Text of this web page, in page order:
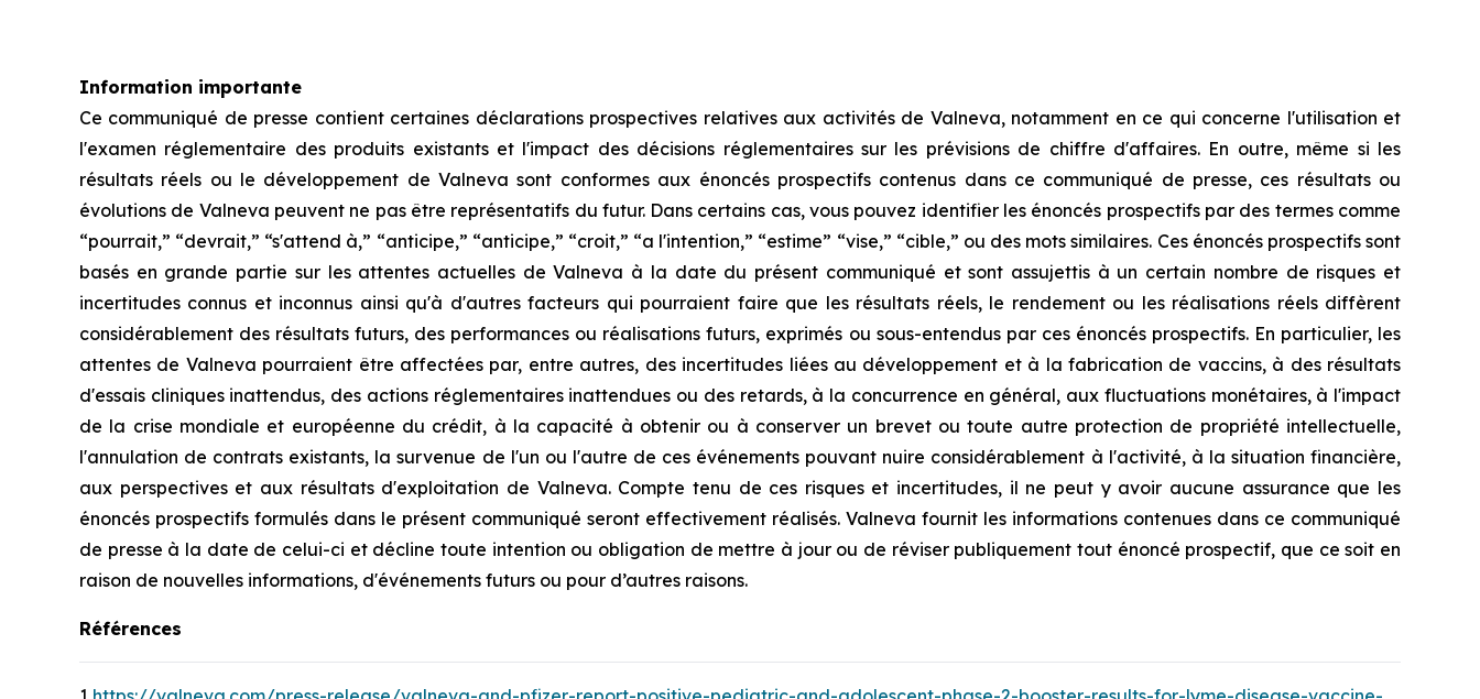
Information importante
Ce communiqué de presse contient certaines déclarations prospectives relatives aux activités de Valneva, notamment en ce qui concerne l'utilisation et
l'examen réglementaire des produits existants et l'impact des décisions réglementaires sur les prévisions de chiffre d'affaires. En outre, même si les
résultats réels ou le développement de Valneva sont conformes aux énoncés prospectifs contenus dans ce communiqué de presse, ces résultats ou
évolutions de Valneva peuvent ne pas être représentatifs du futur. Dans certains cas, vous pouvez identifier les énoncés prospectifs par des termes comme
“pourrait,” “devrait,” “s'attend à,” “anticipe,” “anticipe,” “croit,” “a l'intention,” “estime” “vise,” “cible,” ou des mots similaires. Ces énoncés prospectifs sont
basés en grande partie sur les attentes actuelles de Valneva à la date du présent communiqué et sont assujettis à un certain nombre de risques et
incertitudes connus et inconnus ainsi qu'à d'autres facteurs qui pourraient faire que les résultats réels, le rendement ou les réalisations réels diffèrent
considérablement des résultats futurs, des performances ou réalisations futurs, exprimés ou sous-entendus par ces énoncés prospectifs. En particulier, les
attentes de Valneva pourraient être affectées par, entre autres, des incertitudes liées au développement et à la fabrication de vaccins, à des résultats
d'essais cliniques inattendus, des actions réglementaires inattendues ou des retards, à la concurrence en général, aux fluctuations monétaires, à l'impact
de la crise mondiale et européenne du crédit, à la capacité à obtenir ou à conserver un brevet ou toute autre protection de propriété intellectuelle,
l'annulation de contrats existants, la survenue de l'un ou l'autre de ces événements pouvant nuire considérablement à l'activité, à la situation financière,
aux perspectives et aux résultats d'exploitation de Valneva. Compte tenu de ces risques et incertitudes, il ne peut y avoir aucune assurance que les
énoncés prospectifs formulés dans le présent communiqué seront effectivement réalisés. Valneva fournit les informations contenues dans ce communiqué
de presse à la date de celui-ci et décline toute intention ou obligation de mettre à jour ou de réviser publiquement tout énoncé prospectif, que ce soit en
raison de nouvelles informations, d'événements futurs ou pour d’autres raisons.
Références